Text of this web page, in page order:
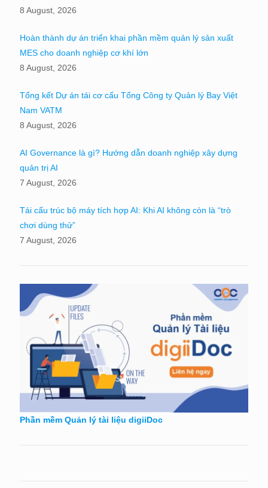
8 August, 2026
Hoàn thành dự án triển khai phần mềm quản lý sản xuất
MES cho doanh nghiệp cơ khí lớn
8 August, 2026
Tổng kết Dự án tái cơ cấu Tổng Công ty Quản lý Bay Việt
Nam VATM
8 August, 2026
AI Governance là gì? Hướng dẫn doanh nghiệp xây dựng
quản trị AI
7 August, 2026
Tái cấu trúc bộ máy tích hợp AI: Khi AI không còn là “trò
chơi dùng thử”
7 August, 2026
Phần mềm Quản lý tài liệu digiiDoc